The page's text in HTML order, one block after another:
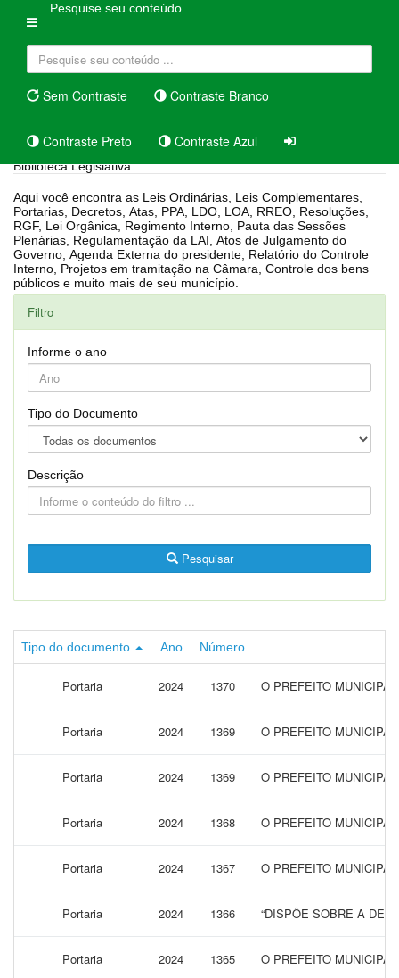
Pesquise seu conteúdo
Sem Contraste Contraste Branco
Contraste Preto Contraste Azul
Biblioteca Legislativa
Aqui você encontra as Leis Ordinárias, Leis Complementares,
Portarias, Decretos, Atas, PPA, LDO, LOA, RREO, Resoluções,
RGF, Lei Orgânica, Regimento Interno, Pauta das Sessões
Plenárias, Regulamentação da LAI, Atos de Julgamento do
Governo, Agenda Externa do presidente, Relatório do Controle
Interno, Projetos em tramitação na Câmara, Controle dos bens
públicos e muito mais de seu município.
Filtro
Informe o ano
Tipo do Documento
Descrição
Pesquisar
Tipo do documento Ano Número
Portaria 2024 1370 O PREFEITO
Portaria 2024 1369 O PREFEITO
Portaria 2024 1369 O PREFEITO
Portaria 2024 1368 O PREFEITO
Portaria 2024 1367 O PREFEITO
Portaria 2024 1366 “DISPÕE SOBRE A
Portaria 2024 1365 O PREFEITO